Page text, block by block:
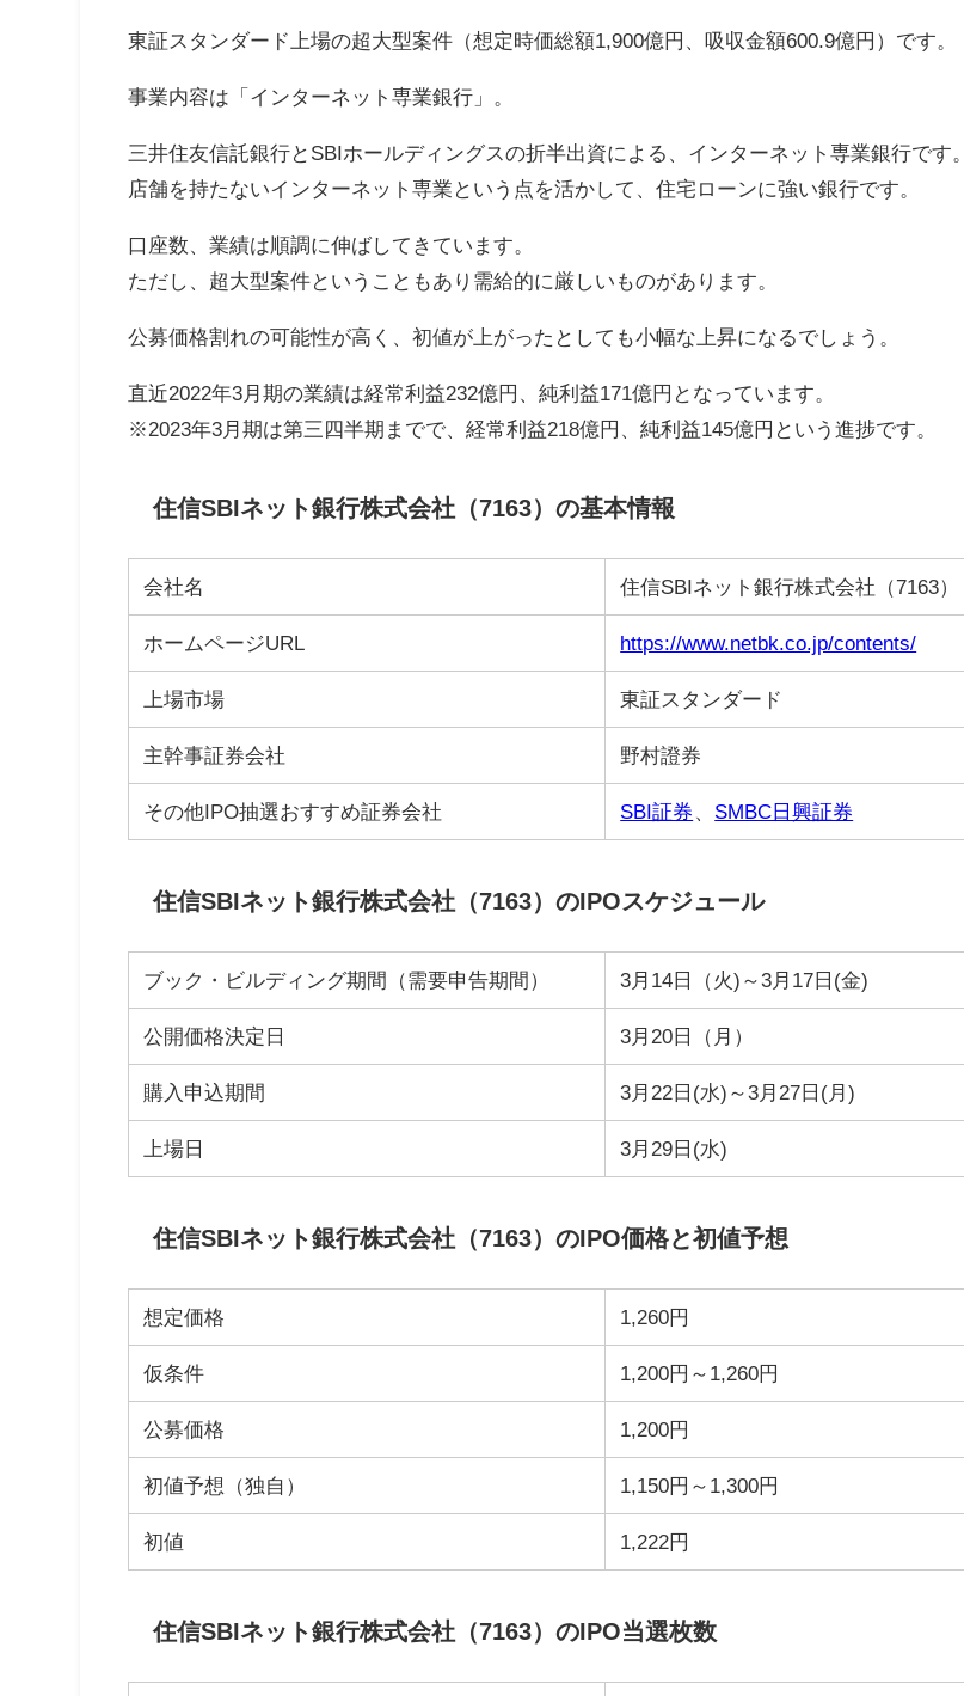
東証スタンダード上場の超大型案件（想定時価総額1,900億円、吸収金額600.9億円）です。
事業内容は「インターネット専業銀行」。
三井住友信託銀行とSBIホールディングスの折半出資による、インターネット専業銀行です。
店舗を持たないインターネット専業という点を活かして、住宅ローンに強い銀行です。
口座数、業績は順調に伸ばしてきています。
ただし、超大型案件ということもあり需給的に厳しいものがあります。
公募価格割れの可能性が高く、初値が上がったとしても小幅な上昇になるでしょう。
直近2022年3月期の業績は経常利益232億円、純利益171億円となっています。
※2023年3月期は第三四半期までで、経常利益218億円、純利益145億円という進捗です。
住信SBIネット銀行株式会社（7163）の基本情報
会社名 住信SBIネット銀行株式会社（7163）
ホームページURL https://www.netbk.co.jp/contents/
上場市場 東証スタンダード
主幹事証券会社 野村證券
その他IPO抽選おすすめ証券会社 SBI証券 SMBC日興証券
住信SBIネット銀行株式会社（7163）のIPOスケジュール
ブック・ビルディング期間（需要申告期間） 3月14日（火)～3月17日(金)
公開価格決定日 3月20日（月）
購入申込期間 3月22日(水)～3月27日(月)
上場日 3月29日(水)
住信SBIネット銀行株式会社（7163）のIPO価格と初値予想
想定価格 1,260円
仮条件 1,200円～1,260円
公募価格 1,200円
初値予想（独自） 1,150円～1,300円
初値 1,222円
住信SBIネット銀行株式会社（7163）のIPO当選枚数